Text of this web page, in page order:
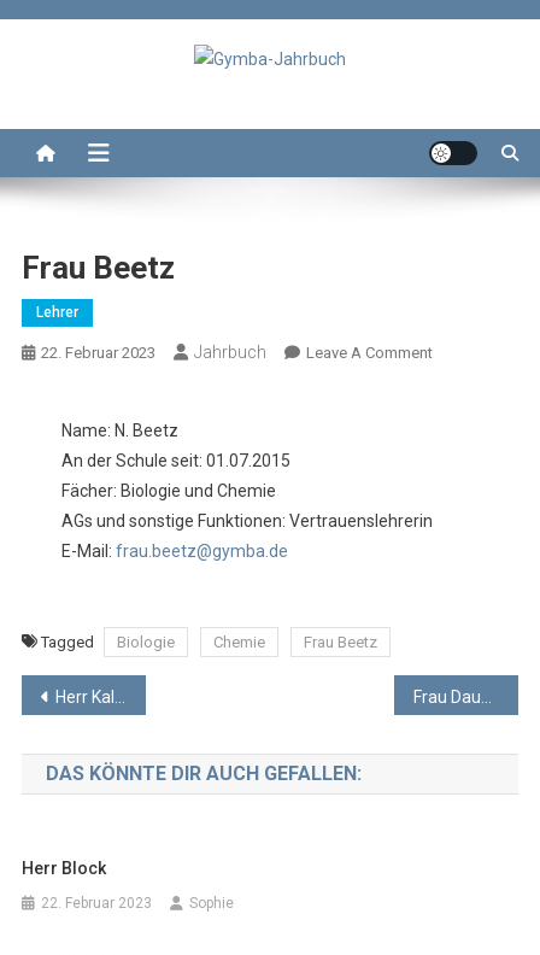
Frau Beetz
Lehrer
22. Februar 2023 Jahrbuch Leave A CommentOn
Name: N. Beetz
An der Schule seit: 01.07.2015
Fächer: Biologie und Chemie
AGs und sonstige Funktionen: Vertrauenslehrerin
E-Mail: frau.beetz@gymba.de
Tagged Biologie Chemie Frau Beetz
Beitragsnavigation
Herr Kalisch
DAS KÖNNTE DIR AUCH GEFALLEN:
Herr Block
22. Februar 2023 Sophie